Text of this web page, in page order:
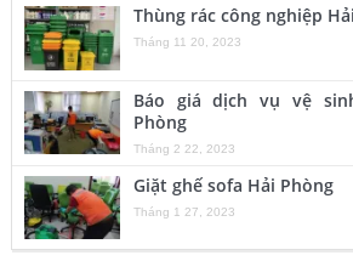
Thùng rác công nghiệp
Tháng 11 20, 2023
Báo giá dịch vụ vệ
Phòng
Tháng 2 22, 2023
Giặt ghế sofa Hải Phòng
Tháng 1 27, 2023